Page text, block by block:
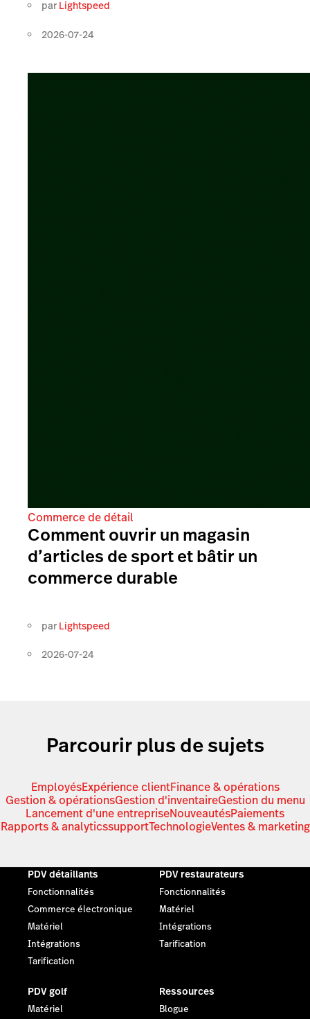
par Lightspeed
2026-07-24
Commerce de détail
Comment ouvrir un magasin
d’articles de sport et bâtir un
commerce durable
par Lightspeed
2026-07-24
Parcourir plus de sujets
EmployésExpérience clientFinance & opérations
Gestion & opérationsGestion d'inventaireGestion du menu
Lancement d'une entrepriseNouveautésPaiements
Rapports & analyticssupportTechnologieVentes & marketing
PDV détaillants
Fonctionnalités
Commerce électronique
Matériel
Intégrations
Tarification
PDV restaurateurs
Fonctionnalités
Matériel
Intégrations
Tarification
PDV golf
Matériel
Ressources
Blogue